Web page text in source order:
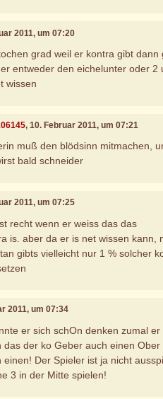
2011, um 07:20
grad weil er kontra gibt dann
entweder den eichelunter oder 2
wissen
, 10. Februar 2011, um 07:21
muß den blödsinn mitmachen,
bald schneider
2011, um 07:25
recht wenn er weiss das das
is. aber da er is net wissen kann,
gibts vielleicht nur 1 % solcher
2011, um 07:34
er sich schOn denken zumal er
das der ko Geber auch einen
einen! Der Spieler ist ja nicht
3 in der Mitte spielen!